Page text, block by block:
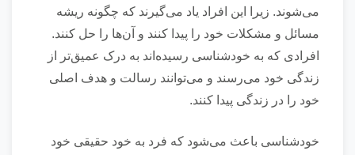
می‌شوند. زیرا این افراد یاد می‌گیرند که چگونه ریشه
مسائل و مشکلات خود را پیدا کنند و آن‌ها را حل کنند.
افرادی که به خودشناسی رسیده‌اند به درک عمیق‌تر از
زندگی خود می‌رسند و می‌توانند رسالت و هدف اصلی
خود را در زندگی پیدا کنند.
خودشناسی باعث می‌شود که فرد به خود حقیقی خود